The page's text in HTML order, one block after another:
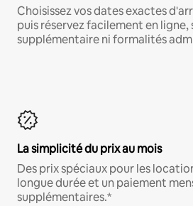
Choisissez vos dates exactes
puis réservez facilement en ligne,
supplémentaire ni formalités
La simplicité du prix au mois
Des prix spéciaux pour les
longue durée et un paiement
supplémentaires.*